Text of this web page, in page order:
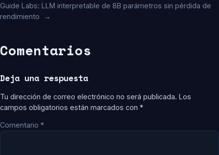
Guide Labs: LLM interpretable de 8B parámetros sin pérdida de
rendimiento
→
Comentarios
Deja una respuesta
Tu dirección de correo electrónico no será publicada. Los
campos obligatorios están marcados con *
Comentario *